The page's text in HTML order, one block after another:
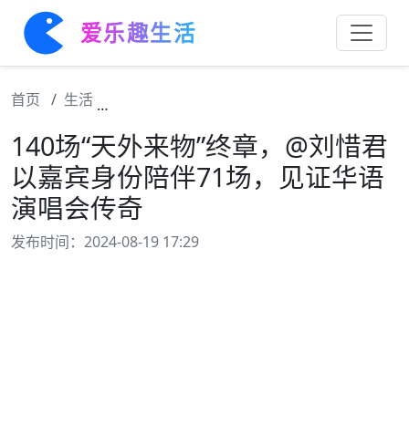
爱乐趣生活
首页 生活
140场“天外来物”终章，@刘惜君
以嘉宾身份陪伴71场，见证华语
演唱会传奇
发布时间：2024-08-19 17:29